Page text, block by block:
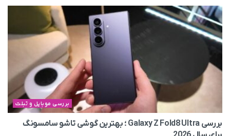
بررسی موبایل و تبلت
بررسی Galaxy Z Fold8 Ultra ؛ بهترین گوشی تاشو سامسونگ